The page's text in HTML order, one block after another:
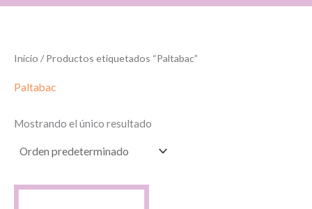
Inicio / Productos etiquetados “Paltabac”
Paltabac
Mostrando el único resultado